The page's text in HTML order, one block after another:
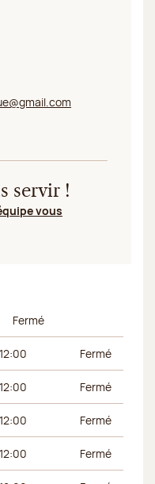
servir !
vous
matin
Fermé
Fermé
Fermé
Fermé
Fermé